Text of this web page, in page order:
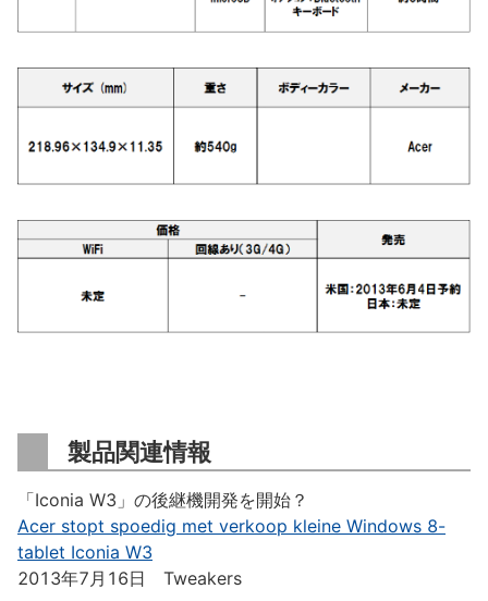
製品関連情報
「Iconia W3」の後継機開発を開始？
Acer stopt spoedig met verkoop kleine Windows 8-
tablet Iconia W3
2013年7月16日 Tweakers